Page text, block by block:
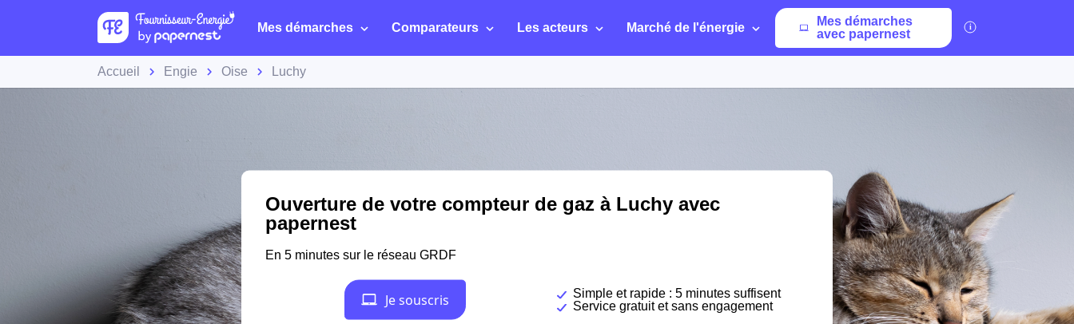
Mes démarches Comparateurs Les acteurs Marché de l'énergie
Mes démarches
avec papernest
Accueil Engie Oise Luchy